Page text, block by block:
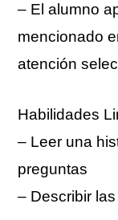
– El alumno
mencionado
atención
Habilidades
– Leer una
preguntas
– Describir